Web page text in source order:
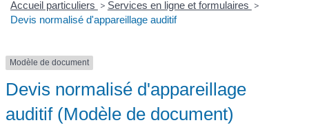
Accueil particuliers > Services en ligne et formulaires >
Devis normalisé d'appareillage auditif
Modèle de document
Devis normalisé d'appareillage
auditif (Modèle de document)